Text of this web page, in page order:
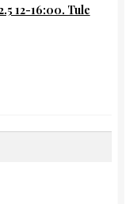
12-16:00. Tule